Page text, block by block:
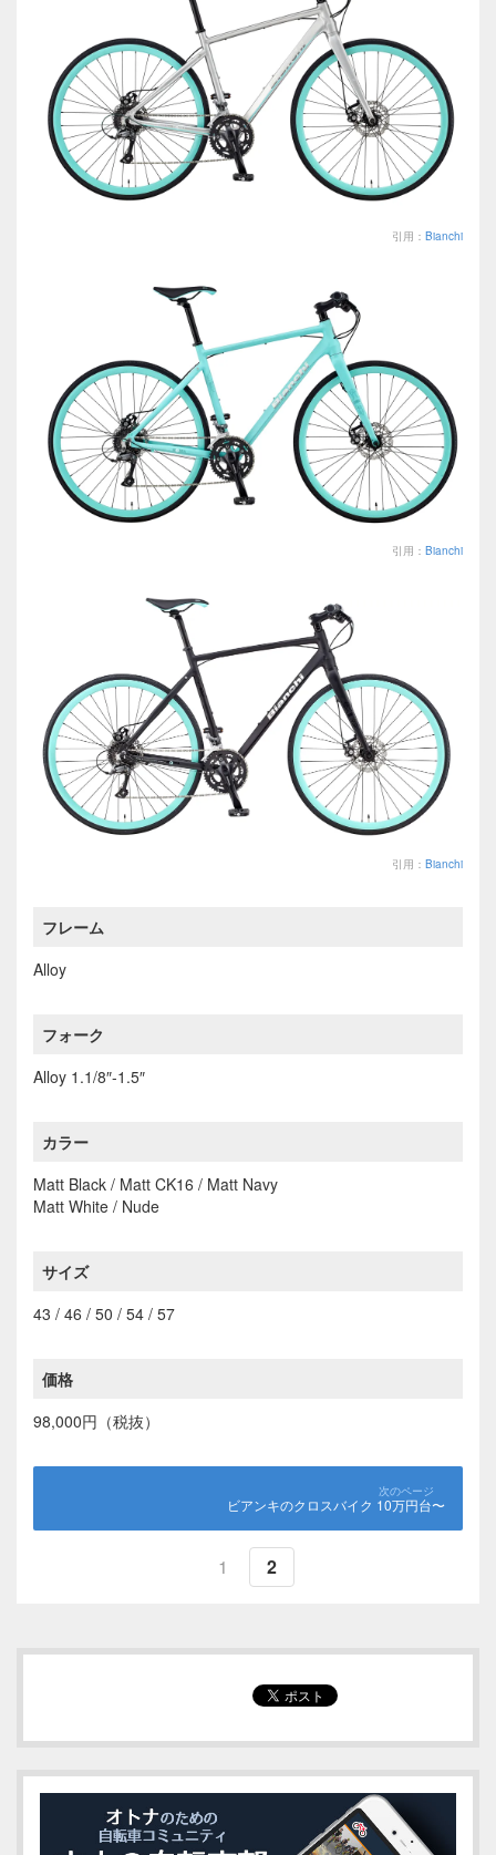
引用： Bianchi
引用： Bianchi
引用： Bianchi
フレーム
Alloy
フォーク
Alloy 1.1/8″-1.5″
カラー
Matt Black / Matt CK16 / Matt Navy
Matt White / Nude
サイズ
43 / 46 / 50 / 54 / 57
価格
98,000円（税抜）
ビアンキのクロスバイク 10万円台〜
1 2